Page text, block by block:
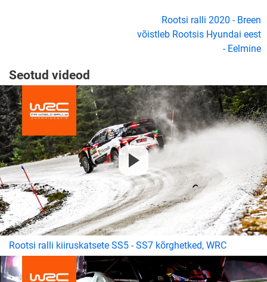
Rootsi ralli 2020 - Breen
võistleb Rootsis Hyundai eest
- Eelmine
Seotud videod
Rootsi ralli kiiruskatsete SS5 - SS7 kõrghetked, WRC